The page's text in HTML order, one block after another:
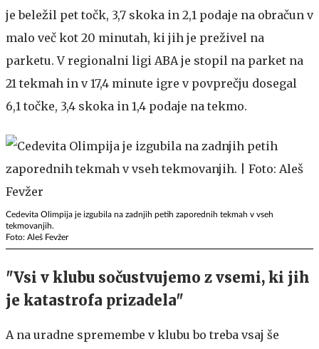
je beležil pet točk, 3,7 skoka in 2,1 podaje na obračun v
malo več kot 20 minutah, ki jih je preživel na
parketu. V regionalni ligi ABA je stopil na parket na
21 tekmah in v 17,4 minute igre v povprečju dosegal
6,1 točke, 3,4 skoka in 1,4 podaje na tekmo.
Cedevita Olimpija je izgubila na zadnjih petih zaporednih tekmah v vseh
tekmovanjih.
Foto: Aleš Fevžer
"Vsi v klubu sočustvujemo z vsemi, ki jih
je katastrofa prizadela"
A na uradne spremembe v klubu bo treba vsaj še